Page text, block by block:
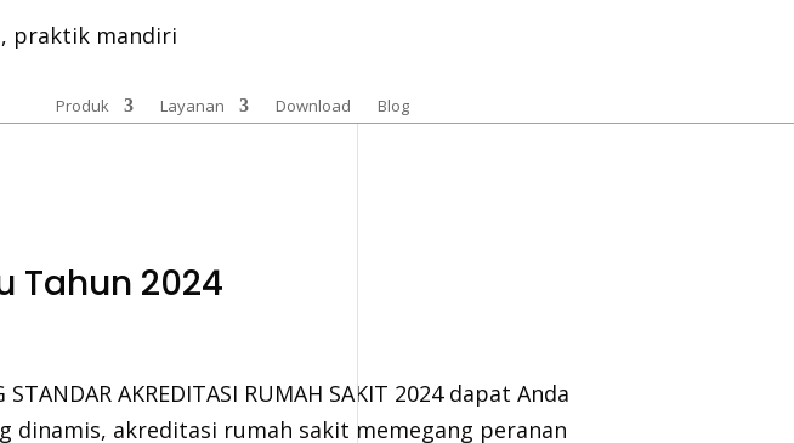
Produk Layanan Download Blog
Tahun 2024
AKREDITASI RUMAH SAKIT 2024 dapat Anda
dinamis, akreditasi rumah sakit memegang peranan